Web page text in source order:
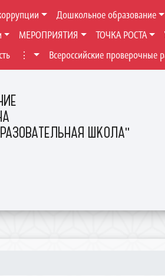
ШКОЛА"
Дошкольное образование
МЕРОПРИЯТИЯ ТОЧКА РОСТА
⋮ Всероссийские проверочные